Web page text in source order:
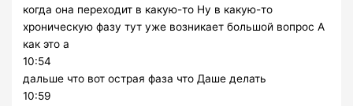
когда она переходит в какую-то Ну в какую-то
хроническую фазу тут уже возникает большой вопрос А
как это а
10:54
дальше что вот острая фаза что Даше делать
10:59